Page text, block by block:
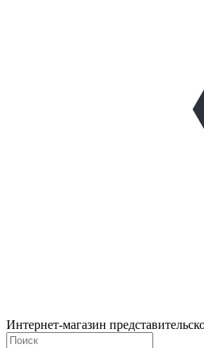
Интернет-магазин